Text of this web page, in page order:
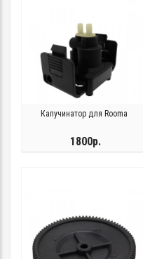
Капучинатор для Rooma
1800р.